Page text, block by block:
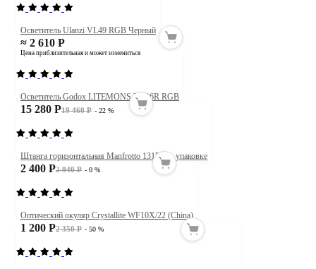
Осветитель Ulanzi VL49 RGB Черный
≈ 2 610 Р
Цена приблизительная и может измениться
Осветитель Godox LITEMONS LED6R RGB
19 460 Р
15 280 Р - 22 %
Штанга горизонтальная Manfrotto 131DB в упаковке
2 940 Р
2 400 Р - 0 %
Оптический окуляр Crystallite WF10X/22 (China)
2 350 Р
1 200 Р - 50 %